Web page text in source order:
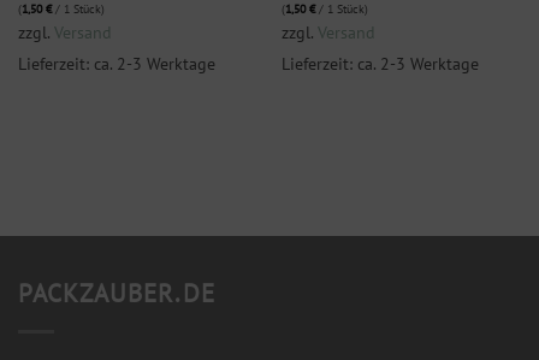
(1,50€/ 1 Stück)
zzgl. Versand
Lieferzeit: ca. 2-3 Werktage
(1,50€/ 1 Stück)
zzgl. Versand
Lieferzeit: ca. 2-3 Werktage
PACKZAUBER.DE